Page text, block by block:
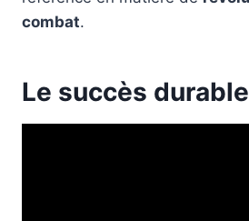
combat.
Le succès